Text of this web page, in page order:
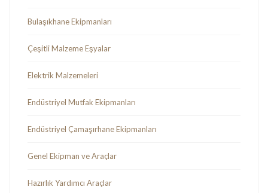
Bulaşıkhane Ekipmanları
Çeşitli Malzeme Eşyalar
Elektrik Malzemeleri
Endüstriyel Mutfak Ekipmanları
Endüstriyel Çamaşırhane Ekipmanları
Genel Ekipman ve Araçlar
Hazırlık Yardımcı Araçlar